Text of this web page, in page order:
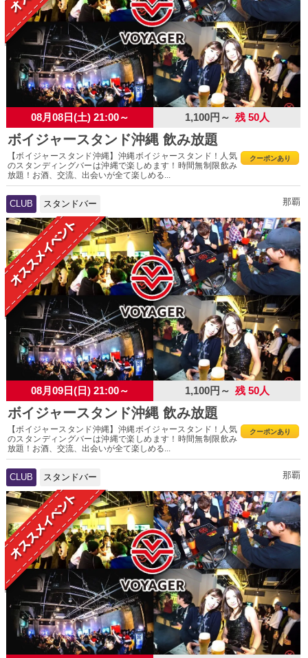
08月08日(土) 21:00～ 1,100円～ 残 50人
ボイジャースタンド沖縄 飲み放題
クーポンあり
【ボイジャースタンド沖縄】沖縄ボイジャースタンド！人気
のスタンディングバーは沖縄で楽しめます！時間無制限飲み
放題！お酒、交流、出会いが全て楽しめる...
CLUB スタンドバー 那覇
08月09日(日) 21:00～ 1,100円～ 残 50人
ボイジャースタンド沖縄 飲み放題
クーポンあり
【ボイジャースタンド沖縄】沖縄ボイジャースタンド！人気
のスタンディングバーは沖縄で楽しめます！時間無制限飲み
放題！お酒、交流、出会いが全て楽しめる...
CLUB スタンドバー 那覇